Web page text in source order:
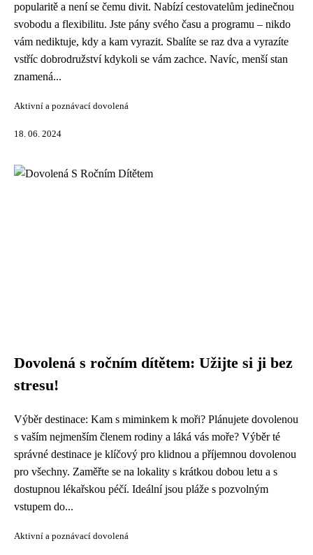
popularitě a není se čemu divit. Nabízí cestovatelům jedinečnou
svobodu a flexibilitu. Jste pány svého času a programu – nikdo
vám nediktuje, kdy a kam vyrazit. Sbalíte se raz dva a vyrazíte
vstříc dobrodružství kdykoli se vám zachce. Navíc, menší stan
znamená...
Aktivní a poznávací dovolená
18. 06. 2024
Dovolená s ročním dítětem: Užijte si ji bez
stresu!
Výběr destinace: Kam s miminkem k moři? Plánujete dovolenou
s vaším nejmenším členem rodiny a láká vás moře? Výběr té
správné destinace je klíčový pro klidnou a příjemnou dovolenou
pro všechny. Zaměřte se na lokality s krátkou dobou letu a s
dostupnou lékařskou péčí. Ideální jsou pláže s pozvolným
vstupem do...
Aktivní a poznávací dovolená